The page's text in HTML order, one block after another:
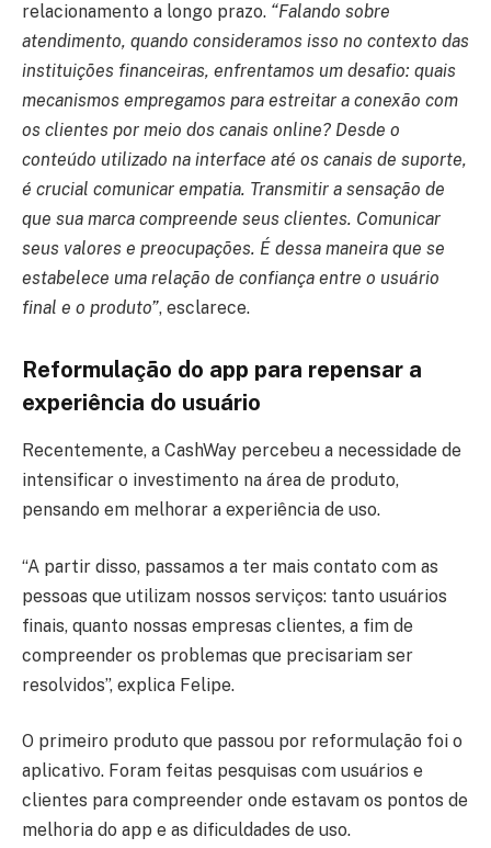
relacionamento a longo prazo. “Falando sobre
atendimento, quando consideramos isso no contexto das
instituições financeiras, enfrentamos um desafio: quais
mecanismos empregamos para estreitar a conexão com
os clientes por meio dos canais online? Desde o
conteúdo utilizado na interface até os canais de suporte,
é crucial comunicar empatia. Transmitir a sensação de
que sua marca compreende seus clientes. Comunicar
seus valores e preocupações. É dessa maneira que se
estabelece uma relação de confiança entre o usuário
final e o produto”, esclarece.
Reformulação do app para repensar a
experiência do usuário
Recentemente, a CashWay percebeu a necessidade de
intensificar o investimento na área de produto,
pensando em melhorar a experiência de uso.
“A partir disso, passamos a ter mais contato com as
pessoas que utilizam nossos serviços: tanto usuários
finais, quanto nossas empresas clientes, a fim de
compreender os problemas que precisariam ser
resolvidos”, explica Felipe.
O primeiro produto que passou por reformulação foi o
aplicativo. Foram feitas pesquisas com usuários e
clientes para compreender onde estavam os pontos de
melhoria do app e as dificuldades de uso.